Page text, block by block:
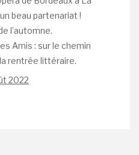
beau partenariat !
l’automne.
Amis : sur le chemin
rentrée littéraire.
2022